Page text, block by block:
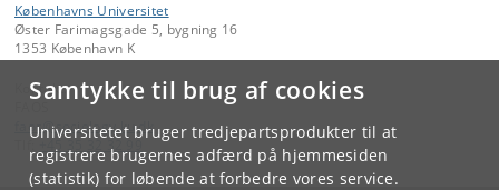
Samtykke til brug af cookies
Universitetet bruger tredjepartsprodukter til at
registrere brugernes adfærd på hjemmesiden
(statistik) for løbende at forbedre vores service.
Københavns Universitet
Øster Farimagsgade 5, bygning 16
1353 København K
Kontakt:
faos@sociology.ku.dk